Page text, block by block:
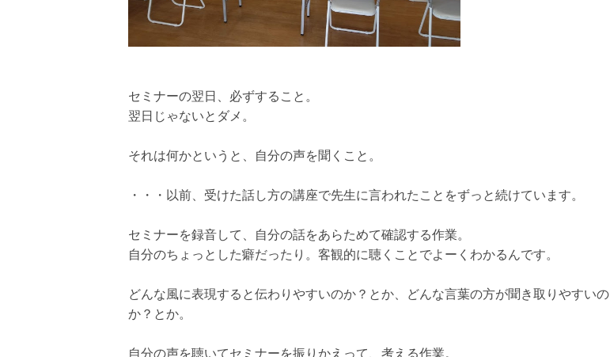
セミナーの翌日、必ずすること。
翌日じゃないとダメ。
それは何かというと、自分の声を聞くこと。
・・・以前、受けた話し方の講座で先生に言われたことをずっと続けています。
セミナーを録音して、自分の話をあらためて確認する作業。
自分のちょっとした癖だったり。客観的に聴くことでよーくわかるんです。
どんな風に表現すると伝わりやすいのか？とか、どんな言葉の方が聞き取りやすいの
か？とか。
自分の声を聴いてセミナーを振りかえって、考える作業。